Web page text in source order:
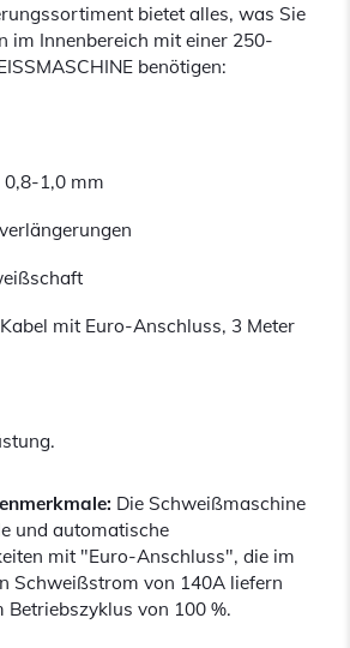
bietet alles, was Sie
im Innenbereich mit einer 250-
benötigen:
1,0 mm
mit Euro-Anschluss, 3 Meter
Die Schweißmaschine
und automatische
mit "Euro-Anschluss", die im
Schweißstrom von 140A liefern
Betriebszyklus von 100 %.